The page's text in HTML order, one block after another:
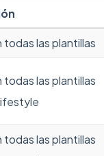
todas las plantillas
todas las plantillas
todas las plantillas